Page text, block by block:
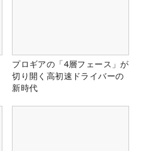
プロギアの「4層フェース」が
切り開く高初速ドライバーの
新時代